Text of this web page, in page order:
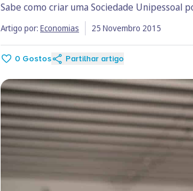
Sabe como criar uma Sociedade Unipessoal
Artigo por: Economias 25 Novembro 2015
0 Gostos Partilhar artigo